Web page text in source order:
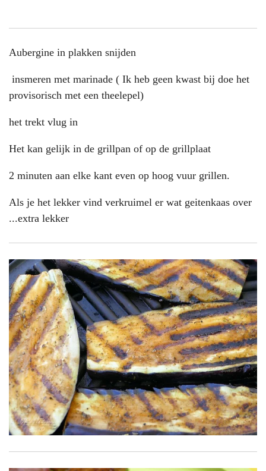
Aubergine in plakken snijden
insmeren met marinade ( Ik heb geen kwast bij doe het
provisorisch met een theelepel)
het trekt vlug in
Het kan gelijk in de grillpan of op de grillplaat
2 minuten aan elke kant even op hoog vuur grillen.
Als je het lekker vind verkruimel er wat geitenkaas over
...extra lekker